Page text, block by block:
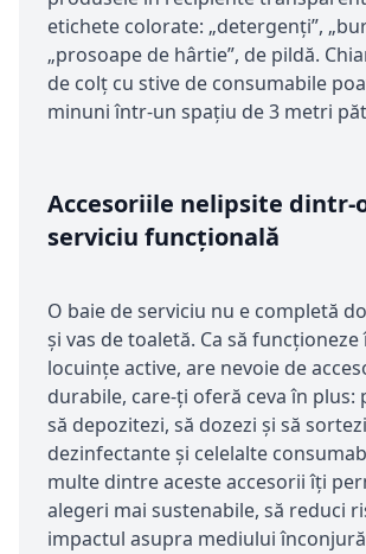
etichete colorate: „detergenți”,
„prosoape de hârtie”, de pildă.
de colț cu stive de consumabile
minuni într-un spațiu de 3 metri
Accesoriile nelipsite dintr-
serviciu funcțională
O baie de serviciu nu e completă
și vas de toaletă. Ca să
locuințe active, are nevoie de
durabile, care-ți oferă ceva în plus:
să depozitezi, să dozezi și să
dezinfectante și celelalte
multe dintre aceste accesorii îți
alegeri mai sustenabile, să reduci
impactul asupra mediului